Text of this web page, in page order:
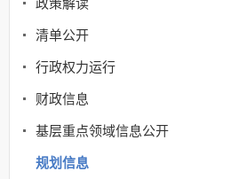
清单公开
行政权力运行
财政信息
基层重点领域信息公开
规划信息